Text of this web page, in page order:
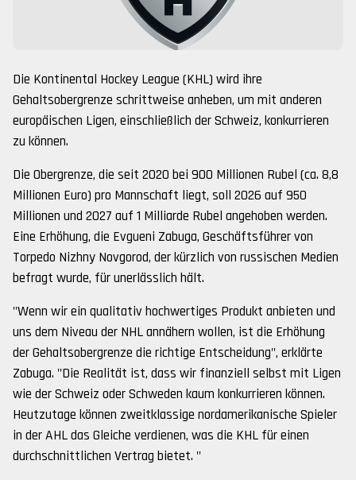
Die Kontinental Hockey League (KHL) wird ihre
Gehaltsobergrenze schrittweise anheben, um mit anderen
europäischen Ligen, einschließlich der Schweiz, konkurrieren
zu können.
Die Obergrenze, die seit 2020 bei 900 Millionen Rubel (ca. 8,8
Millionen Euro) pro Mannschaft liegt, soll 2026 auf 950
Millionen und 2027 auf 1 Milliarde Rubel angehoben werden.
Eine Erhöhung, die Evgueni Zabuga, Geschäftsführer von
Torpedo Nizhny Novgorod, der kürzlich von russischen Medien
befragt wurde, für unerlässlich hält.
"Wenn wir ein qualitativ hochwertiges Produkt anbieten und
uns dem Niveau der NHL annähern wollen, ist die Erhöhung
der Gehaltsobergrenze die richtige Entscheidung", erklärte
Zabuga. "Die Realität ist, dass wir finanziell selbst mit Ligen
wie der Schweiz oder Schweden kaum konkurrieren können.
Heutzutage können zweitklassige nordamerikanische Spieler
in der AHL das Gleiche verdienen, was die KHL für einen
durchschnittlichen Vertrag bietet. "